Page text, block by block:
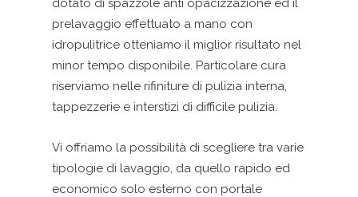
dotato di spazzole anti opacizzazione ed il
prelavaggio effettuato a mano con
idropulitrice otteniamo il miglior risultato nel
minor tempo disponibile. Particolare cura
riserviamo nelle rifiniture di pulizia interna,
tappezzerie e interstizi di difficile pulizia.
Vi offriamo la possibilità di scegliere tra varie
tipologie di lavaggio, da quello rapido ed
economico solo esterno con portale